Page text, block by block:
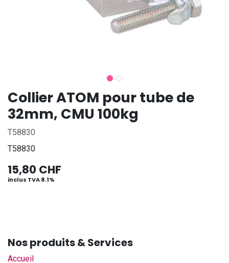
Collier ATOM pour tube de
32mm, CMU 100kg
T58830
T58830
15,80 CHF
inclus TVA 8.1%
Nos produits & Services
Accueil